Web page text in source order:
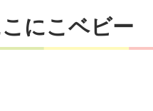
にこベビー